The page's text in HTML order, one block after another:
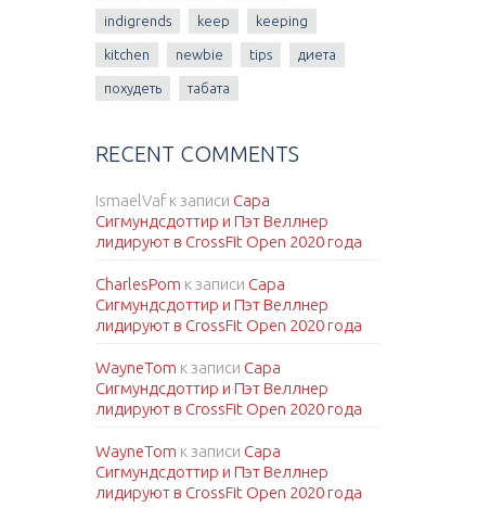
indigrends keep keeping
kitchen newbie tips диета
похудеть табата
RECENT COMMENTS
IsmaelVafк записи Сара
Сигмундсдоттир и Пэт Веллнер
лидируют в CrossFit Open 2020 года
CharlesPom к записи Сара
Сигмундсдоттир и Пэт Веллнер
лидируют в CrossFit Open 2020 года
WayneTom к записи Сара
Сигмундсдоттир и Пэт Веллнер
лидируют в CrossFit Open 2020 года
WayneTom к записи Сара
Сигмундсдоттир и Пэт Веллнер
лидируют в CrossFit Open 2020 года